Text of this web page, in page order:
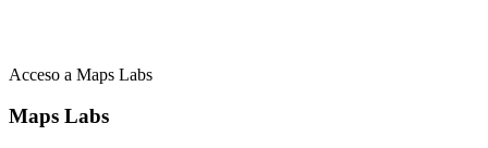
Acceso a Maps Labs
Maps Labs